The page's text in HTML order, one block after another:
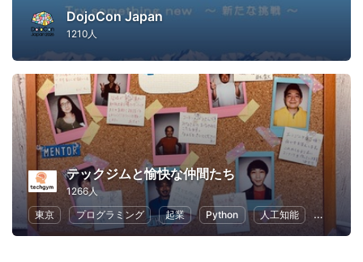
DojoCon Japan
1210人
テックジムと愉快な仲間たち
1266人
東京
プログラミング 起業 Python 人工知能 ChatGPT